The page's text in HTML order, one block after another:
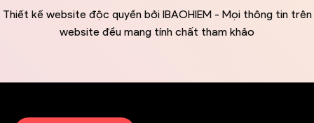
Thiết kế website độc quyền bởi IBAOHIEM - Mọi thông tin trên
website đều mang tính chất tham khảo